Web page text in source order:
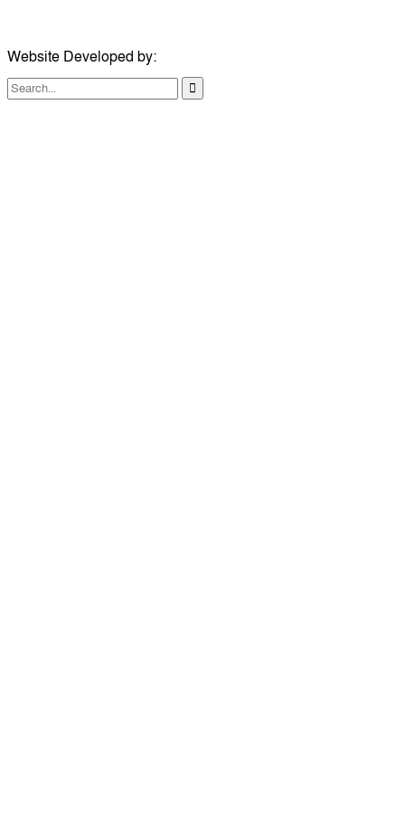
Website Developed by: